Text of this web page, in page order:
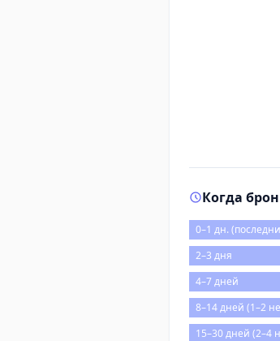
Когда
0–1 дн.
2–3 дня
4–7 дней
8–14 дней (1–2
15–30 дней (2–4